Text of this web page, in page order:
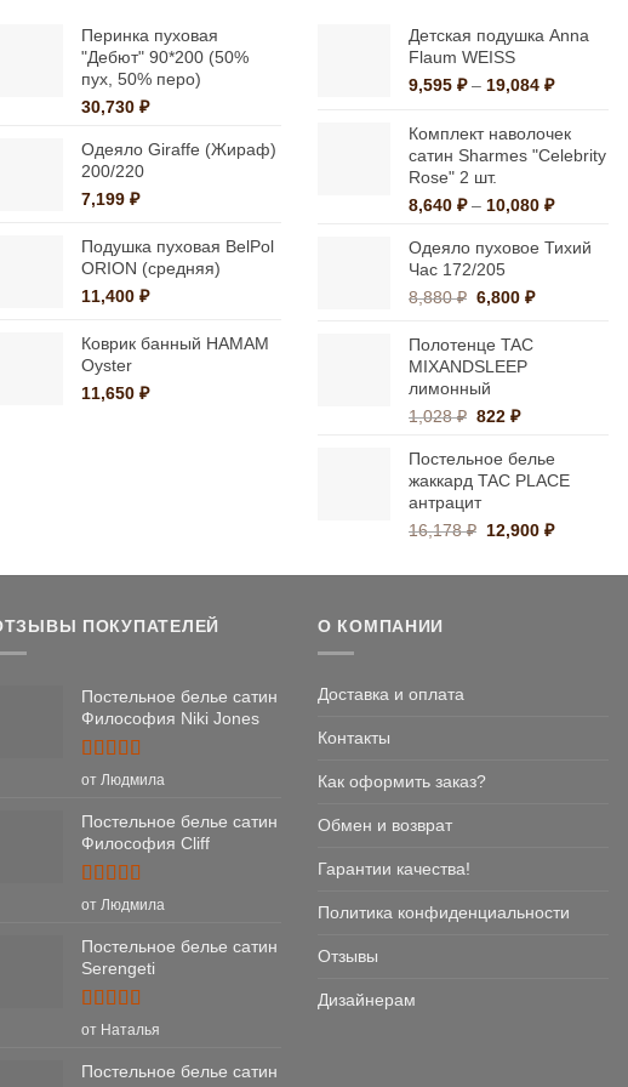
можно
выбрать
на
товара.
Опции
можно
выбрать
странице
товара.
Перинка пуховая
"Дебют" 90*200 (50%
пух, 50% перо)
30,730 ₽
Одеяло Giraffe (Жираф)
200/220
7,199 ₽
Подушка пуховая BelPol
ORION (средняя)
11,400 ₽
Коврик банный HAMAM
Oyster
11,650 ₽
Детская подушка Anna
Flaum WEISS
9,595 ₽ – 19,084 ₽Диапазон
9,595 ₽
–
Комплект наволочек
сатин Sharmes "Celebrity
Rose" 2 шт.
8,640 ₽ – 10,080 ₽Диапазон
8,640 ₽
Одеяло пуховое Тихий
Час 172/205
8,880₽ Первоначальная
составляла
8,880 ₽.
6,800₽Текущая
Полотенце TAC
MIXANDSLEEP
лимонный
1,028₽ Первоначальная
составляла
1,028 ₽.
822₽Текущая
822 ₽.
Постельное белье
жаккард TAC PLACE
антрацит
16,178₽ Первоначальная
составляла
12,900₽Текущая
12,900 ₽.
ПОКУПАТЕЛЕЙ
Постельное белье сатин
Философия Niki Jones
Оценка5
от Людмила
Постельное белье сатин
Философия Cliff
Оценка5
от Людмила
Постельное белье сатин
Serengeti
Оценка5
от Наталья
Постельное белье сатин
О КОМПАНИИ
Доставка и оплата
Контакты
Как оформить заказ?
Обмен и возврат
Гарантии качества!
Политика конфиденциальности
Отзывы
Дизайнерам